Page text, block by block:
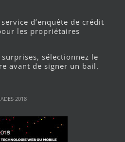
d’enquête de crédit
les propriétaires
sélectionnez le
avant de signer un bail.
2018